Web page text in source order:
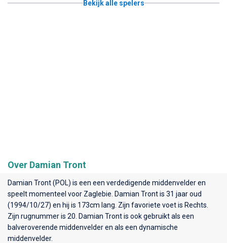
Bekijk alle spelers
Over Damian Tront
Damian Tront (POL) is een een verdedigende middenvelder en
speelt momenteel voor Zaglebie . Damian Tront is 31 jaar oud
(1994/10/27) en hij is 173cm lang. Zijn favoriete voet is Rechts.
Zijn rugnummer is 20. Damian Tront is ook gebruikt als een
balveroverende middenvelder en als een dynamische
middenvelder.